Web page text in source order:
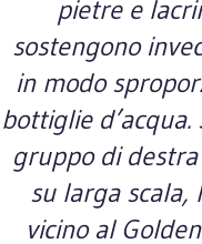
pietre e
sostengono
in modo
bottiglie
gruppo di
su larga
vicino al